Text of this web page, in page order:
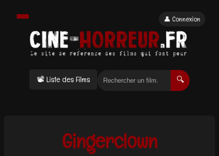
📽 Liste des Films 🔍
👤 Connexion
Gingerclown